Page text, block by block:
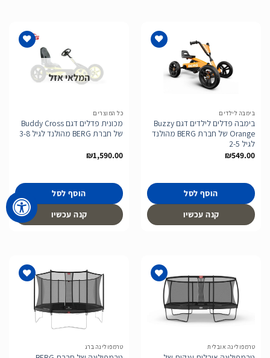
בימבה לילדים
בימבה פדלים לילדים דגם Buzzy
Orange של חברת BERG מהולנד
לגיל 2-5
₪549.00
הוסף לסל
קנה עכשיו
המלאי אזל
כל המוצרים
מכונית פדלים דגם Buddy Cross
של חברת BERG מהולנד לגיל 3-8
₪1,590.00
הוסף לסל
קנה עכשיו
טרמפולינה אובלית טרמפולינה ברג